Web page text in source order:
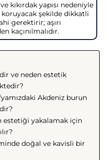
kıkırdak yapısı nedeniyle
şekilde dikkatli
gerektirir; aşırı
kaçınılmalıdır.
ve neden estetik
Akdeniz burun
estetiği yakalamak için
doğal ve kavisli bir